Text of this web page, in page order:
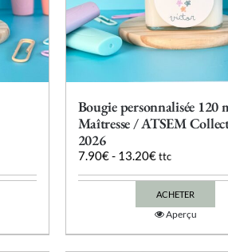
Bougie personnalisée 120
Maîtresse / ATSEM
2026
7.90€- 13.20€ ttc
ACHETER
Ce
produit
a
Aperçu